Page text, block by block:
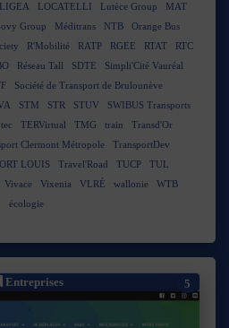
LIGEA LOCATELLI Lutèce Group
MAT
Group Méditrans NTB
Orange Bus
R'Mobilité RATP RGEE RTAT
RTC
Réseau Tall SDTE
Simpli'Cité Vauréal
Société de Transport de Brulounève
STM STR STUV
SWIBUS Transports
tec TERVirtual TMG train
Transd'Or
Clermont Métropole
TransportDev
LOUIS Travel'Road TUCP
TUL
Vivace Vixenia VLRÉ wallonie
WTB
écologie
Entreprises 5